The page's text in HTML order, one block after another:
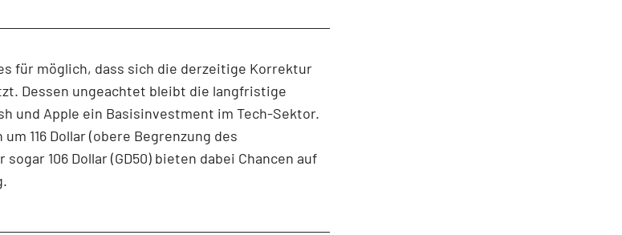
es für möglich, dass sich die derzeitige Korrektur
Dessen ungeachtet bleibt die langfristige
und Apple ein Basisinvestment im Tech-Sektor.
116 Dollar (obere Begrenzung des
106 Dollar (GD50) bieten dabei Chancen auf